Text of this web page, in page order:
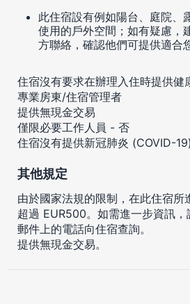
此住宿設有例如陽台、庭院、
使用的戶外空間；如有疑慮，
方聯絡，確認他們可提供適合
住宿沒有要求在辦理入住時提供健
專業房東/住宿管理者
提供無現金交易
僅限必要工作人員 - 否
住宿沒有提供新冠肺炎 (COVID-
其他規定
由於國家法規的限制，在此住宿所
超過 EUR500。如需進一步資訊
郵件上的電話向住宿查詢。
提供無現金交易。